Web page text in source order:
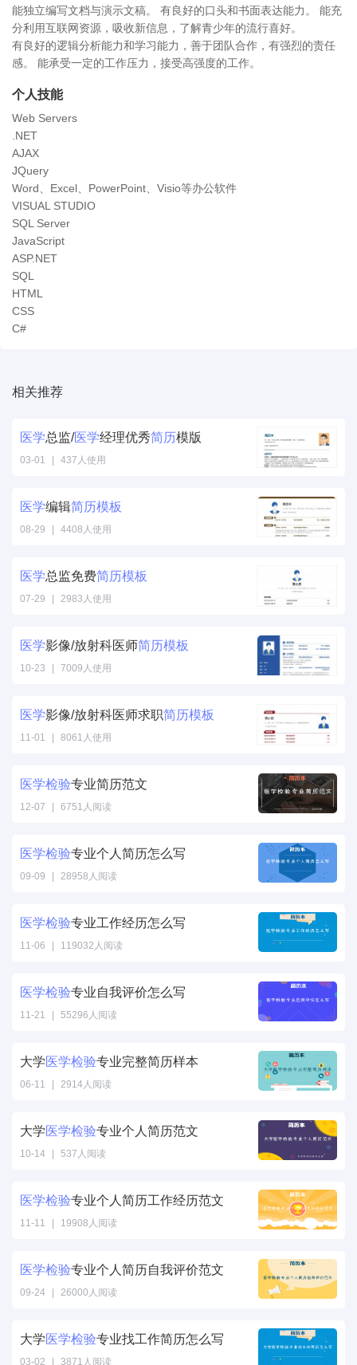
能独立编写文档与演示文稿。 有良好的口头和书面表达能力。 能充
分利用互联网资源，吸收新信息，了解青少年的流行喜好。
有良好的逻辑分析能力和学习能力，善于团队合作，有强烈的责任
感。 能承受一定的工作压力，接受高强度的工作。
个人技能
Web Servers
.NET
AJAX
JQuery
Word、Excel、PowerPoint、Visio等办公软件
VISUAL STUDIO
SQL Server
JavaScript
ASP.NET
SQL
HTML
CSS
C#
相关推荐
医学总监/医学经理优秀简历模版
03-01 437人使用
医学编辑简历模板
08-29 4408人使用
医学总监免费简历模板
07-29 2983人使用
医学影像/放射科医师简历模板
10-23 7009人使用
医学影像/放射科医师求职简历模板
11-01 8061人使用
医学检验专业简历范文
12-07 6751人阅读
医学检验专业个人简历怎么写
09-09 28958人阅读
医学检验专业工作经历怎么写
11-06 119032人阅读
医学检验专业自我评价怎么写
11-21 55296人阅读
大学医学检验专业完整简历样本
06-11 2914人阅读
大学医学检验专业个人简历范文
10-14 537人阅读
医学检验专业个人简历工作经历范文
11-11 19908人阅读
医学检验专业个人简历自我评价范文
09-24 26000人阅读
大学医学检验专业找工作简历怎么写
03-02 3871人阅读